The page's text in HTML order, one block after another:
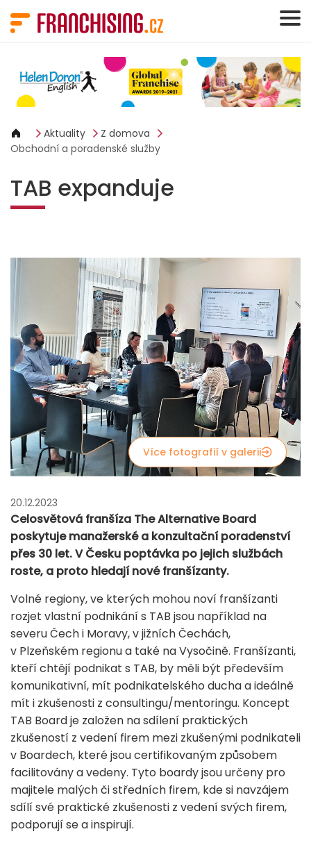
Aktuality
Z domova
Obchodní a poradenské služby
TAB expanduje
Více fotografií v galerii
20.12.2023
Celosvětová franšíza The Alternative Board
poskytuje manažerské a konzultační poradenství
přes 30 let. V Česku poptávka po jejich službách
roste, a proto hledají nové franšízanty.
Volné regiony, ve kterých mohou noví franšízanti
rozjet vlastní podnikání s TAB jsou například na
severu Čech i Moravy, v jižních Čechách,
v Plzeňském regionu a také na Vysočině. Franšízanti,
kteří chtějí podnikat s TAB, by měli být především
komunikativní, mít podnikatelského ducha a ideálně
mít i zkušenosti z consultingu/mentoringu. Koncept
TAB Board je založen na sdílení praktických
zkušeností z vedení firem mezi zkušenými podnikateli
v Boardech, které jsou certifikovaným způsobem
facilitovány a vedeny. Tyto boardy jsou určeny pro
majitele malých či středních firem, kde si navzájem
sdílí své praktické zkušenosti z vedení svých firem,
podporují se a inspirují.